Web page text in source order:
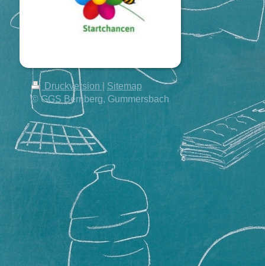
Druckversion
Sitemap
© GGS Bernberg, Gummersbach